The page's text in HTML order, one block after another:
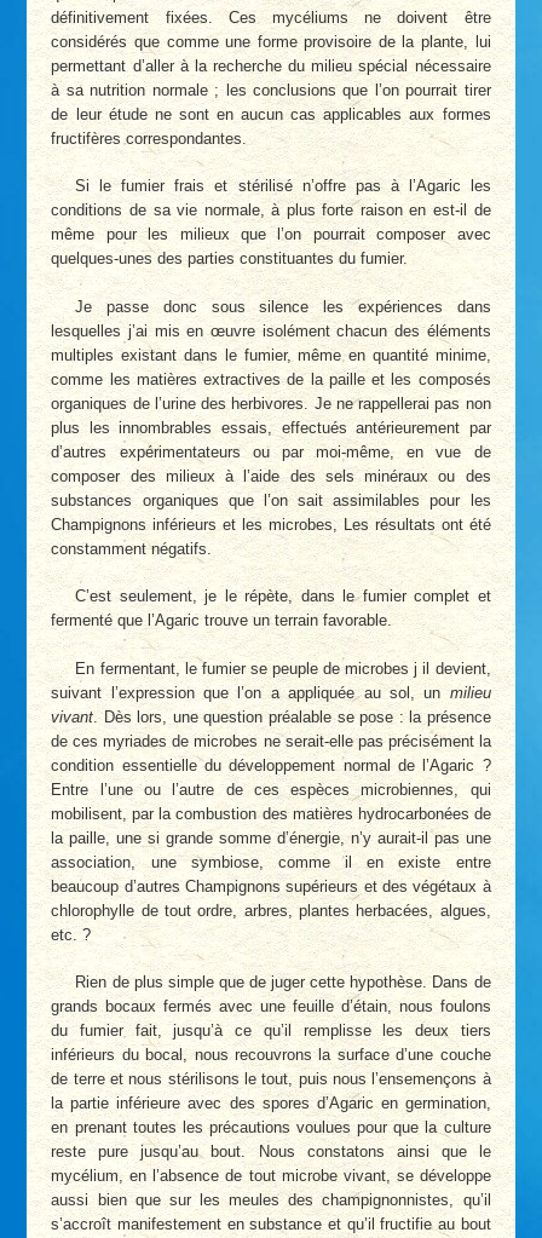
définitivement fixées. Ces mycéliums ne doivent être
considérés que comme une forme provisoire de la plante, lui
permettant d’aller à la recherche du milieu spécial nécessaire
à sa nutrition normale ; les conclusions que l’on pourrait tirer
de leur étude ne sont en aucun cas applicables aux formes
fructifères correspondantes.
Si le fumier frais et stérilisé n’offre pas à l’Agaric les
conditions de sa vie normale, à plus forte raison en est-il de
même pour les milieux que l’on pourrait composer avec
quelques-unes des parties constituantes du fumier.
Je passe donc sous silence les expériences dans
lesquelles j’ai mis en œuvre isolément chacun des éléments
multiples existant dans le fumier, même en quantité minime,
comme les matières extractives de la paille et les composés
organiques de l’urine des herbivores. Je ne rappellerai pas non
plus les innombrables essais, effectués antérieurement par
d’autres expérimentateurs ou par moi-même, en vue de
composer des milieux à l’aide des sels minéraux ou des
substances organiques que l’on sait assimilables pour les
Champignons inférieurs et les microbes, Les résultats ont été
constamment négatifs.
C’est seulement, je le répète, dans le fumier complet et
fermenté que l’Agaric trouve un terrain favorable.
En fermentant, le fumier se peuple de microbes j il devient,
suivant l’expression que l’on a appliquée au sol, unmilieu
vivant . Dès lors, une question préalable se pose : la présence
de ces myriades de microbes ne serait-elle pas précisément la
condition essentielle du développement normal de l’Agaric ?
Entre l’une ou l’autre de ces espèces microbiennes, qui
mobilisent, par la combustion des matières hydrocarbonées de
la paille, une si grande somme d’énergie, n’y aurait-il pas une
association, une symbiose, comme il en existe entre
beaucoup d’autres Champignons supérieurs et des végétaux à
chlorophylle de tout ordre, arbres, plantes herbacées, algues,
etc. ?
Rien de plus simple que de juger cette hypothèse. Dans de
grands bocaux fermés avec une feuille d’étain, nous foulons
du fumier fait, jusqu’à ce qu’il remplisse les deux tiers
inférieurs du bocal, nous recouvrons la surface d’une couche
de terre et nous stérilisons le tout, puis nous l’ensemençons à
la partie inférieure avec des spores d’Agaric en germination,
en prenant toutes les précautions voulues pour que la culture
reste pure jusqu’au bout. Nous constatons ainsi que le
mycélium, en l’absence de tout microbe vivant, se développe
aussi bien que sur les meules des champignonnistes, qu’il
s’accroît manifestement en substance et qu’il fructifie au bout